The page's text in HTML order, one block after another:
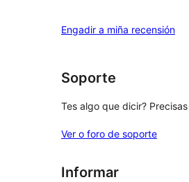
Engadir a miña recensión
Soporte
Tes algo que dicir?
Ver o foro de soporte
Informar